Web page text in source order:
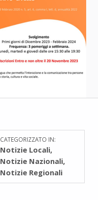
CATEGORIZZATO IN:
Notizie Locali,
Notizie Nazionali,
Notizie Regionali